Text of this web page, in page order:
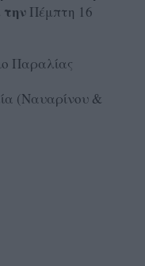
Πέμπτη 16
Παραλίας
(Ναυαρίνου &